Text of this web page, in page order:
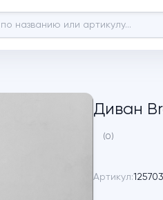
Диван
(0)
Артикул: